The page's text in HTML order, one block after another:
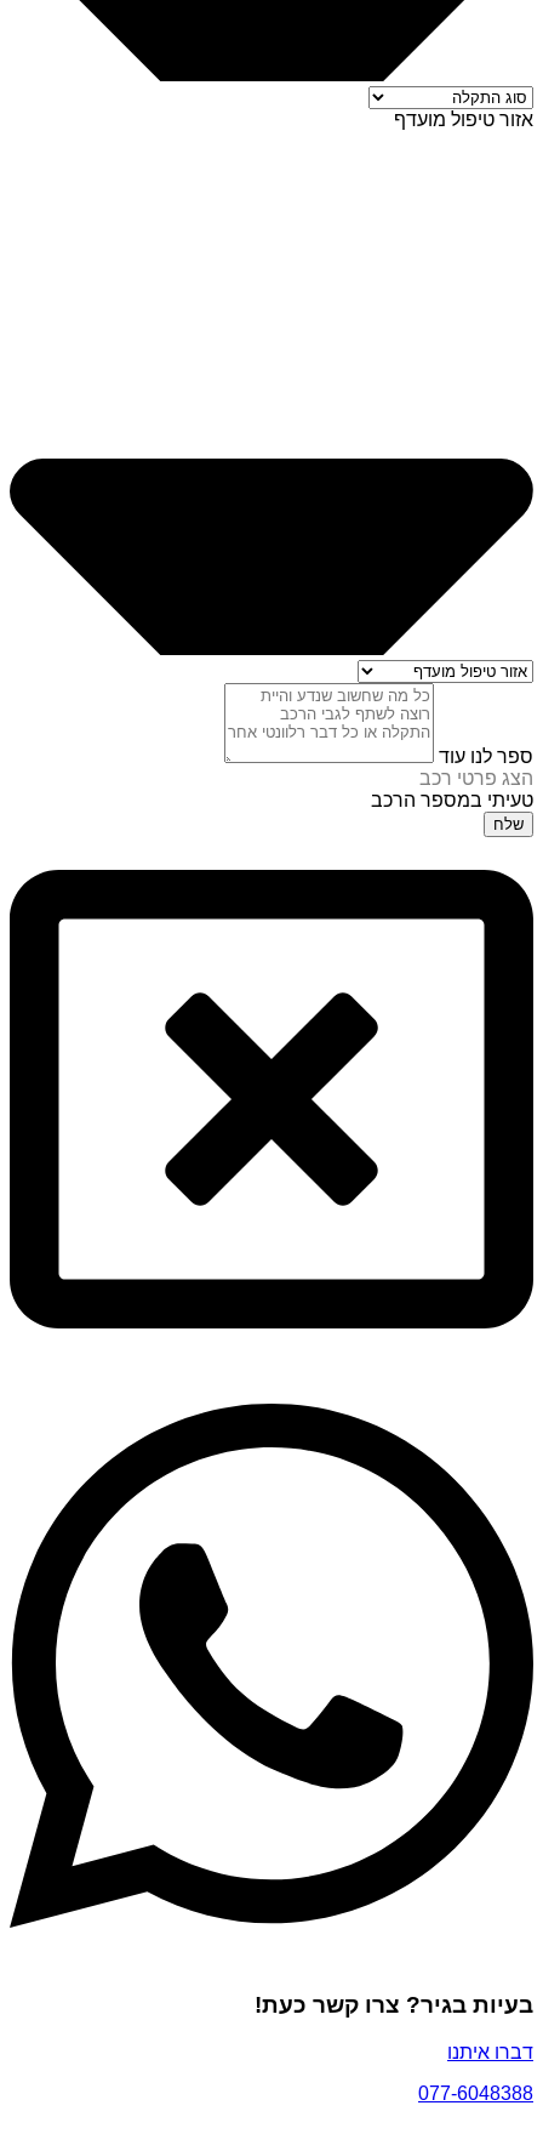
אזור טיפול מועדף
ספר לנו עוד
הצג פרטי רכב
טעיתי במספר הרכב
שלח
בעיות בגיר? צרו קשר כעת!
דברו איתנו
077-6048388